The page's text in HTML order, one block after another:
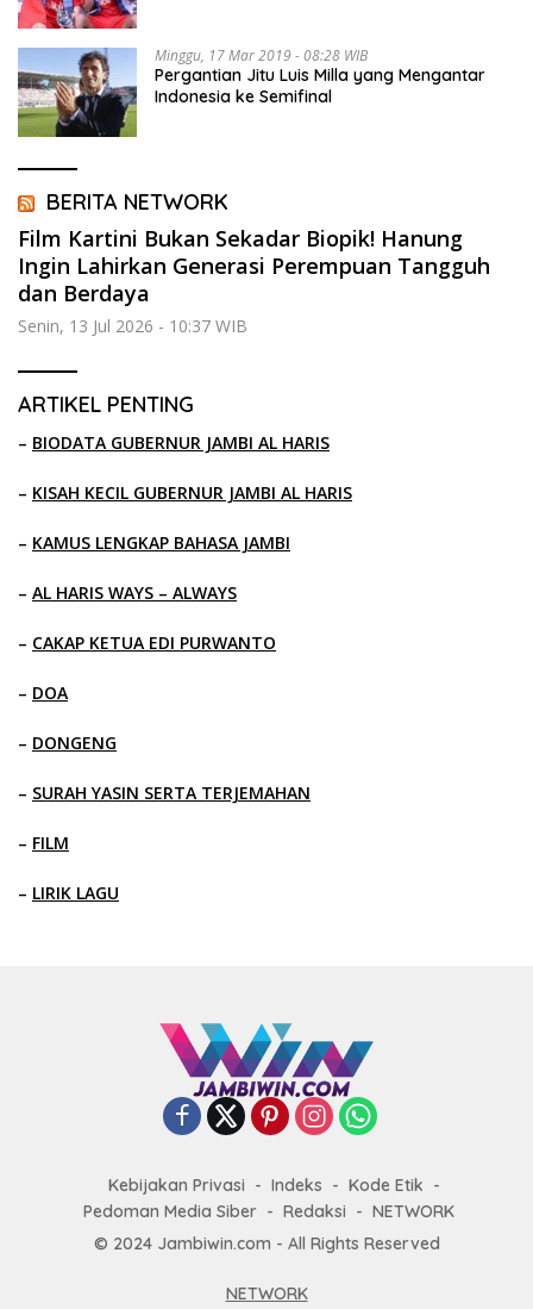
Minggu, 17 Mar 2019 - 08:28 WIB
Pergantian Jitu Luis Milla yang Mengantar
Indonesia ke Semifinal
BERITA NETWORK
Film Kartini Bukan Sekadar Biopik! Hanung
Ingin Lahirkan Generasi Perempuan Tangguh
dan Berdaya
Senin, 13 Jul 2026 - 10:37 WIB
ARTIKEL PENTING
– BIODATA GUBERNUR JAMBI AL HARIS
– KISAH KECIL GUBERNUR JAMBI AL HARIS
– KAMUS LENGKAP BAHASA JAMBI
– AL HARIS WAYS – ALWAYS
– CAKAP KETUA EDI PURWANTO
– DOA
– DONGENG
– SURAH YASIN SERTA TERJEMAHAN
– FILM
– LIRIK LAGU
Kebijakan Privasi Indeks
Kode Etik
Pedoman Media Siber
Redaksi
NETWORK
© 2024 Jambiwin.com - All Rights Reserved
NETWORK